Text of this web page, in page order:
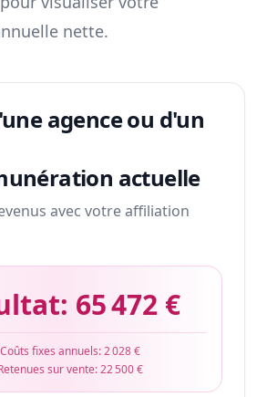
nette.
agence ou d'un
actuelle
avec votre affiliation
65 472 €
Coûts fixes annuels:2 028 €
sur vente:22 500 €